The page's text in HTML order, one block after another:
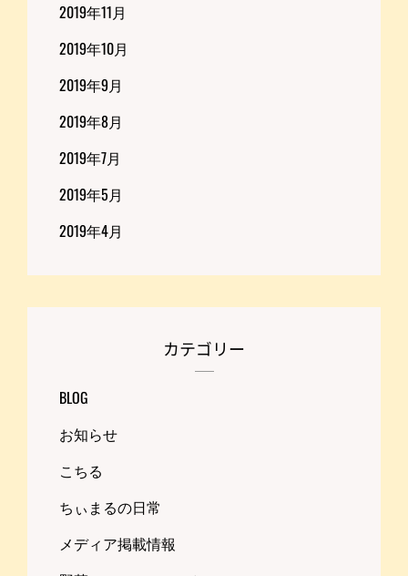
2019年11月
2019年10月
2019年9月
2019年8月
2019年7月
2019年5月
2019年4月
カテゴリー
BLOG
お知らせ
こちる
ちぃまるの日常
メディア掲載情報